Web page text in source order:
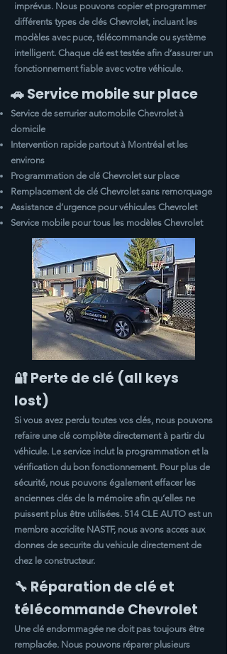
imprévus. Nous pouvons copier et programmer
différents types de clés Chevrolet, incluant les
modèles avec puce, télécommande ou système
intelligent. Chaque clé est testée afin d’assurer un
fonctionnement fiable avec votre véhicule.
🚗 Service mobile sur place
Service de serrurier automobile Chevrolet à
domicile
Intervention rapide partout à Montréal et les
environs
Programmation de clé Chevroletsur place
Remplacement de clé Chevroletsans remorquage
Assistance d’urgence pour véhicules Chevrolet
Service mobile pour tous les modèles Chevrolet
🔐 Perte de clé (all keys
lost)
Si vous avez perdu toutes vos clés, nous pouvons
refaire une clé complète directement à partir du
véhicule. Le service inclut la programmation et la
vérification du bon fonctionnement. Pour plus de
sécurité, nous pouvons également effacer les
anciennes clés de la mémoire afin qu’elles ne
puissent plus être utilisées. 514 CLE AUTO est un
membre accridite NASTF, nous avons acces aux
donnes de securite du vehicule directement de
chez le constructeur.
🔧 Réparation de clé et
télécommande Chevrolet
Une clé endommagée ne doit pas toujours être
remplacée. Nous pouvons réparer plusieurs